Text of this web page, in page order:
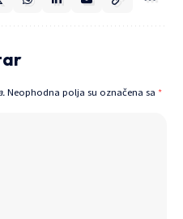
Neophodna polja su označena sa *